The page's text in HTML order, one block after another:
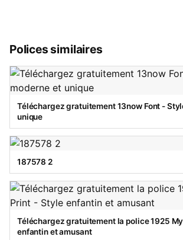
Polices similaires
Téléchargez gratuitement 13now Font -
unique
187578 2
Téléchargez gratuitement la police 1925
enfantin et amusant